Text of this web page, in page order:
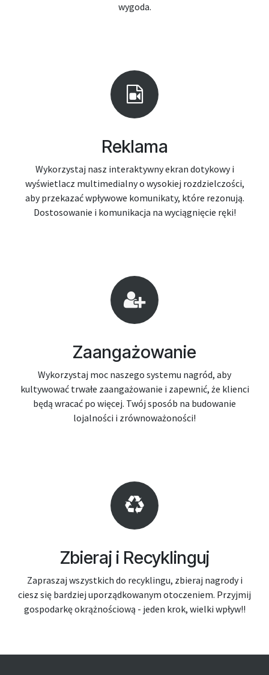
wygoda.
Reklama
Wykorzystaj nasz interaktywny ekran dotykowy i
wyświetlacz multimedialny o wysokiej rozdzielczości,
aby przekazać wpływowe komunikaty, które rezonują.
Dostosowanie i komunikacja na wyciągnięcie ręki!
Zaangażowanie
Wykorzystaj moc naszego systemu nagród, aby
kultywować trwałe zaangażowanie i zapewnić, że klienci
będą wracać po więcej. Twój sposób na budowanie
lojalności i zrównoważoności!
Zbieraj i Recyklinguj
Zapraszaj wszystkich do recyklingu, zbieraj nagrody i
ciesz się bardziej uporządkowanym otoczeniem. Przyjmij
gospodarkę okrążnościową - jeden krok, wielki wpływ!!